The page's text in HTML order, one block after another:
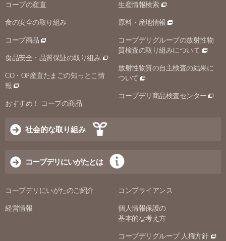
コープの産直
食の安全の取り組み
コープ商品
食品安全・品質保証の取り組み
CO・OP産直たまごの知っとこ情
報
おすすめ！ コープの商品
生産情報検索
原料・産地情報
コープデリグループの放射性物
質検査の取り組みについて
放射性物質の自主検査の結果に
ついて
コープデリ商品検査センター
社会的な取り組み
コープデリにいがたとは
コープデリにいがたのご紹介
経営情報
コンプライアンス
個人情報保護の
基本的な考え方
コープデリグループ 人権方針